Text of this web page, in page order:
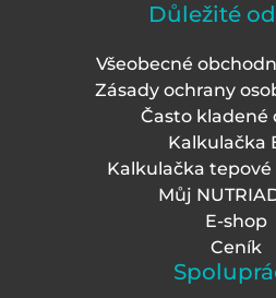
Důležité
Všeobecné
Zásady ochrany
Často kladené
Kalkulačka
Kalkulačka
Můj
E-shop
Ceník